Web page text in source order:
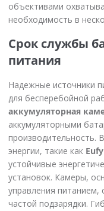
объективами
необходимость в
Срок службы
питания
Надежные источники
для бесперебойной
аккумуляторная
аккумуляторными
производительность.
энергии, такие как
устойчивые
установок. Камеры,
управления
частой подзарядки.